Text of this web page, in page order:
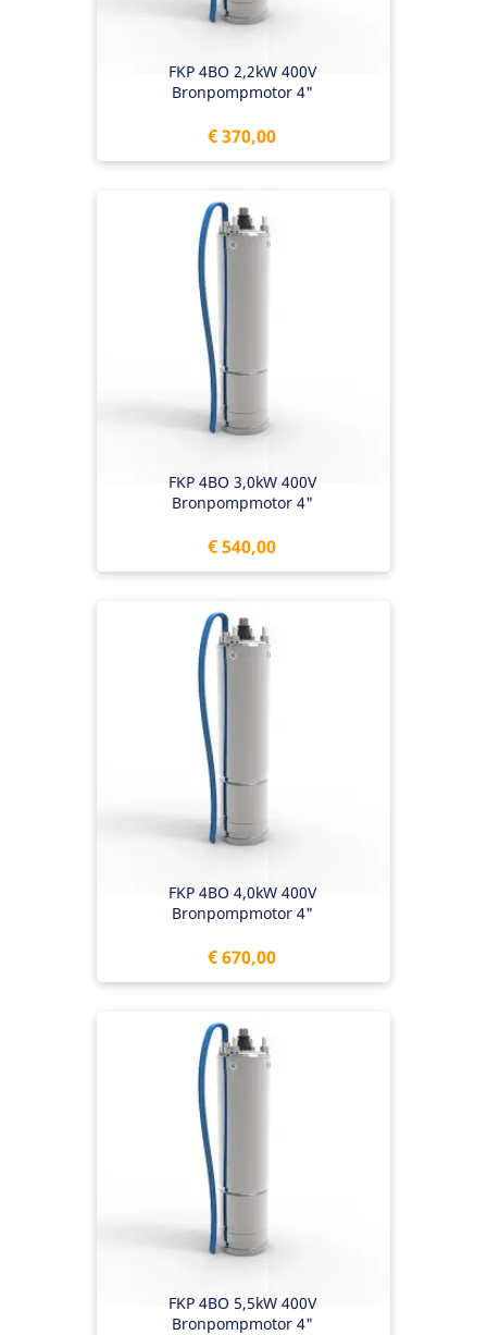
FKP 4BO 2,2kW 400V
Bronpompmotor 4"
Prijs
€ 370,00
FKP 4BO 3,0kW 400V
Bronpompmotor 4"
Prijs
€ 540,00
FKP 4BO 4,0kW 400V
Bronpompmotor 4"
Prijs
€ 670,00
FKP 4BO 5,5kW 400V
Bronpompmotor 4"